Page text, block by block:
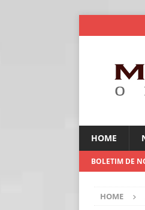
HOME
BOLETIM DE
HOME